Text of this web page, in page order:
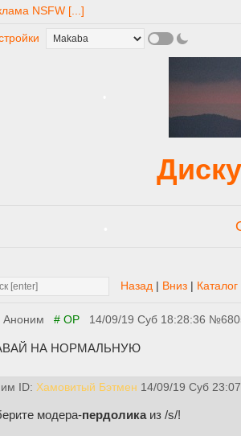
NSFW [...]
Назад Вниз Каталог
Аноним # OP 14/09/19 Суб 18:28:36 №
НА НОРМАЛЬНУЮ
ID: Хамовитый Бэтмен 14/09/19 Суб
модера-пердоликаиз /s/!